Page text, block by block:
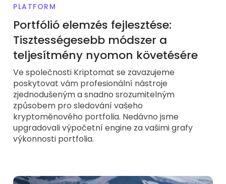
PLATFORM
Portfólió elemzés fejlesztése:
Tisztességesebb módszer a
teljesítmény nyomon követésére
Ve společnosti Kriptomat se zavazujeme
poskytovat vám profesionální nástroje
zjednodušeným a snadno srozumitelným
způsobem pro sledování vašeho
kryptoměnového portfolia. Nedávno jsme
upgradovali výpočetní engine za vašimi grafy
výkonnosti portfolia.